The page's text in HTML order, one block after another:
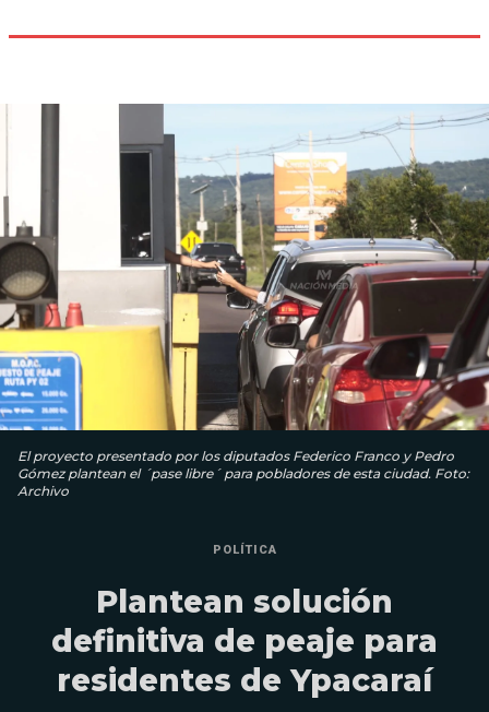
El proyecto presentado por los diputados Federico Franco y Pedro
Gómez plantean el ´pase libre´ para pobladores de esta ciudad. Foto:
Archivo
POLÍTICA
Plantean solución
definitiva de peaje para
residentes de Ypacaraí